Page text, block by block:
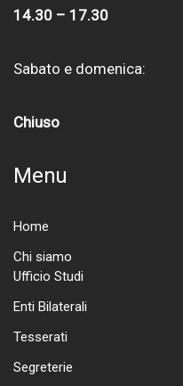
14.30 – 17.30
Sabato e domenica:
Chiuso
Menu
Home
Chi siamo
Ufficio Studi
Enti Bilaterali
Tesserati
Segreterie